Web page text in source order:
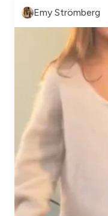
Emy Strömberg